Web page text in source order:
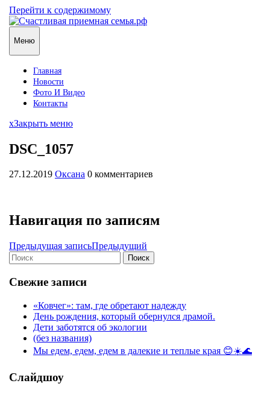
Перейти к содержимому
Меню
Главная
Новости
Фото И Видео
Контакты
xЗакрыть меню
DSC_1057
27.12.2019 Оксана 0 комментариев
Навигация по записям
Предыдущая записьПредыдущий
Поиск
Свежие записи
«Ковчег»: там, где обретают надежду
День рождения, который обернулся драмой.
Дети заботятся об экологии
(без названия)
Мы едем, едем, едем в далекие и теплые края 😊☀️🌊
Слайдшоу